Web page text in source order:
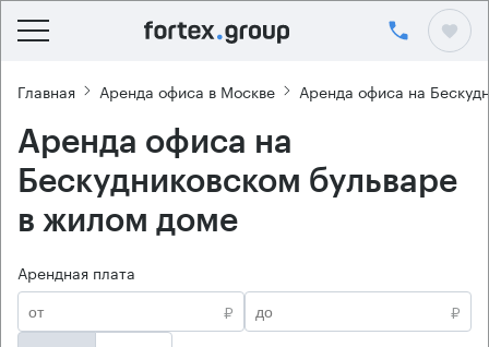
Главная Аренда офиса в Москве Аренда офиса на
Аренда офиса на
Бескудниковском бульваре
в жилом доме
Арендная плата
₽
₽